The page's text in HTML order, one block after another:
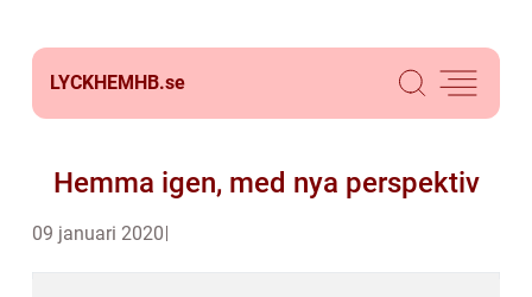
LYCKHEMHB.se
Hemma igen, med nya perspektiv
09 januari 2020